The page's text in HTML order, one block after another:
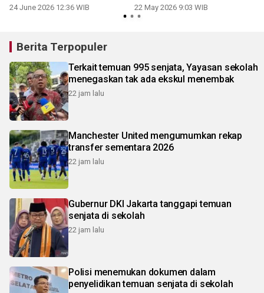
24 June 2026 12:36 WIB 22 May 2026 9:03 WIB
Berita Terpopuler
Terkait temuan 995 senjata, Yayasan sekolah
menegaskan tak ada ekskul menembak
22 jam lalu
Manchester United mengumumkan rekap
transfer sementara 2026
22 jam lalu
Gubernur DKI Jakarta tanggapi temuan
senjata di sekolah
22 jam lalu
Polisi menemukan dokumen dalam
penyelidikan temuan senjata di sekolah